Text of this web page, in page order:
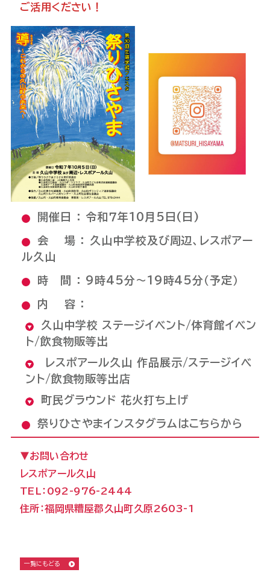
ご活用ください！
開催日 ： 令和７年10月5日(日)
会 場 ： 久山中学校及び周辺、レスポアー
ル久山
時 間 ： 9時45分～19時45分（予定）
内 容 ：
久山中学校 ステージイベント/体育館イベン
ト/飲食物販等出
レスポアール久山 作品展示/ステージイベ
ント/飲食物販等出店
町民グラウンド 花火打ち上げ
祭りひさやまインスタグラムはこちらから
▼お問い合わせ
レスポアール久山
TEL：092-976-2444
住所：福岡県糟屋郡久山町久原2603-1
一覧にもどる